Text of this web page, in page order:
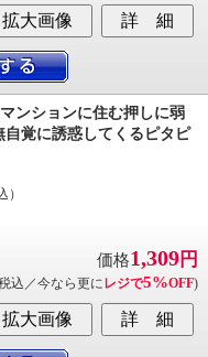
ンションに住む押しに弱
覚に誘惑してくるピタピ
）
価格1,309円
込／今なら更に レジで5%OFF)